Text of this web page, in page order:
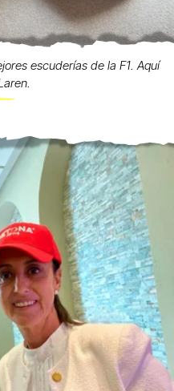
escuderías de la F1. Aquí